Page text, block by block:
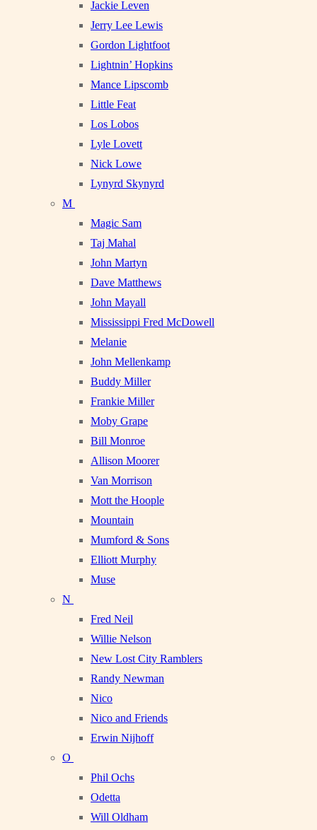
Jackie Leven
Jerry Lee Lewis
Gordon Lightfoot
Lightnin’ Hopkins
Mance Lipscomb
Little Feat
Los Lobos
Lyle Lovett
Nick Lowe
Lynyrd Skynyrd
M
Magic Sam
Taj Mahal
John Martyn
Dave Matthews
John Mayall
Mississippi Fred McDowell
Melanie
John Mellenkamp
Buddy Miller
Frankie Miller
Moby Grape
Bill Monroe
Allison Moorer
Van Morrison
Mott the Hoople
Mountain
Mumford & Sons
Elliott Murphy
Muse
N
Fred Neil
Willie Nelson
New Lost City Ramblers
Randy Newman
Nico
Nico and Friends
Erwin Nijhoff
O
Phil Ochs
Odetta
Will Oldham